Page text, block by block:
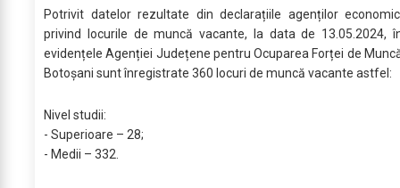
Potrivit datelor rezultate din declarațiile agenților
privind locurile de muncă vacante, la data de 13.05.2024,
evidențele Agenției Județene pentru Ocuparea Forței de
Botoșani sunt înregistrate 360 locuri de muncă vacante astfel:
Nivel studii:
- Superioare – 28;
- Medii – 332.